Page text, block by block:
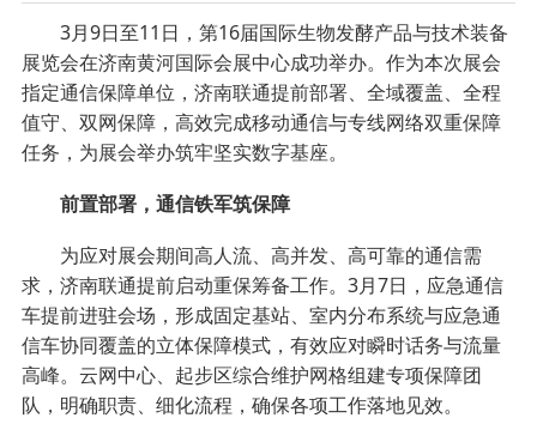
3月9日至11日，第16届国际生物发酵产品与技术装备
展览会在济南黄河国际会展中心成功举办。作为本次展会
指定通信保障单位，济南联通提前部署、全域覆盖、全程
值守、双网保障，高效完成移动通信与专线网络双重保障
任务，为展会举办筑牢坚实数字基座。
前置部署，通信铁军筑保障
为应对展会期间高人流、高并发、高可靠的通信需
求，济南联通提前启动重保筹备工作。3月7日，应急通信
车提前进驻会场，形成固定基站、室内分布系统与应急通
信车协同覆盖的立体保障模式，有效应对瞬时话务与流量
高峰。云网中心、起步区综合维护网格组建专项保障团
队，明确职责、细化流程，确保各项工作落地见效。